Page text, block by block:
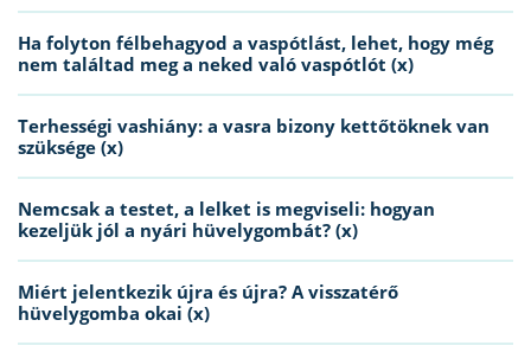
Ha folyton félbehagyod a vaspótlást, lehet, hogy még
nem találtad meg a neked való vaspótlót (x)
Terhességi vashiány: a vasra bizony kettőtöknek van
szüksége (x)
Nemcsak a testet, a lelket is megviseli: hogyan
kezeljük jól a nyári hüvelygombát? (x)
Miért jelentkezik újra és újra? A visszatérő
hüvelygomba okai (x)